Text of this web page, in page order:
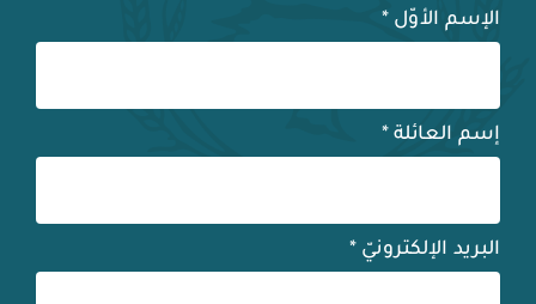
الإسم الأوّل *
إسم العائلة *
البريد الإلكترونيّ *